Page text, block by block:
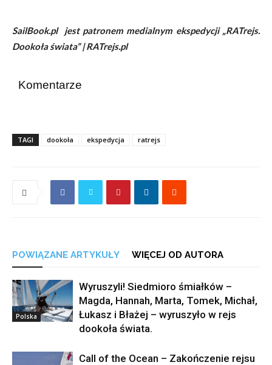
SailBook.pl jest patronem medialnym ekspedycji „RATrejs.
Dookoła świata” | RATrejs.pl
Komentarze
TAGI dookoła ekspedycja ratrejs
POWIĄZANE ARTYKUŁY WIĘCEJ OD AUTORA
Polska
Wyruszyli! Siedmioro śmiałków –
Magda, Hannah, Marta, Tomek, Michał,
Łukasz i Błażej – wyruszyło w rejs
dookoła świata.
Call of the Ocean – Zakończenie rejsu